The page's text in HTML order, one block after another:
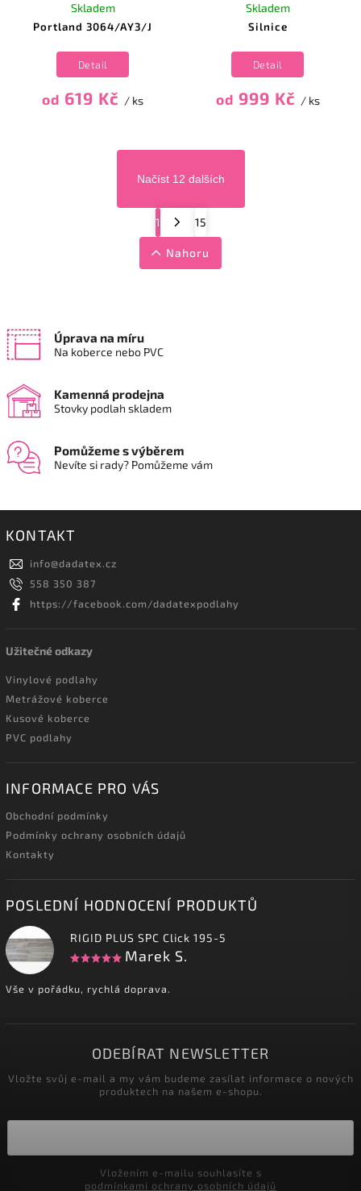
Portland 3064/AY3/J
Skladem
od 619 Kč / ks
Detail
Silnice
Skladem
od 999 Kč / ks
Detail
Načíst 12 dalších
1 15
Nahoru
Úprava na míru
Na koberce nebo PVC
Kamenná prodejna
Stovky podlah skladem
Pomůžeme s výběrem
Nevíte si rady? Pomůžeme vám
KONTAKT
info@dadatex.cz
558 350 387
https://facebook.com/dadatexpodlahy
Užitečné odkazy
Vinylové podlahy
Metrážové koberce
Kusové koberce
PVC podlahy
INFORMACE PRO VÁS
Obchodní podmínky
Podmínky ochrany osobních údajů
Kontakty
POSLEDNÍ HODNOCENÍ PRODUKTŮ
RIGID PLUS SPC Click 195-5
Marek S.
Vše v pořádku, rychlá doprava.
ODEBÍRAT NEWSLETTER
Vložte svůj e-mail a my vám budeme zasílat informace o nových
produktech na našem e-shopu.
podmínkami ochrany osobních údajů